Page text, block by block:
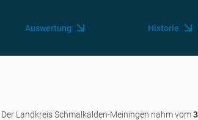
Auswertung Historie
Der Landkreis Schmalkalden-Meiningen nahm vom